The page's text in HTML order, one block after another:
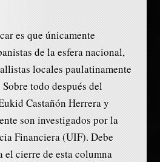
es que únicamente
de la esfera nacional,
locales paulatinamente
todo después del
Castañón Herrera y
son investigados por la
Financiera (UIF). Debe
el cierre de esta columna